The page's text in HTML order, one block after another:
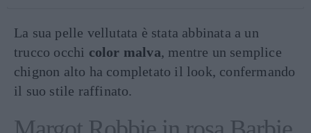
La sua pelle vellutata è stata abbinata a un
trucco occhi color malva, mentre un semplice
chignon alto ha completato il look, confermando
il suo stile raffinato.